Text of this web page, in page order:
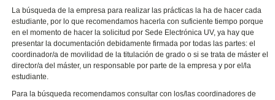
La búsqueda de la empresa para realizar las prácticas la ha de hacer cada
estudiante, por lo que recomendamos hacerla con suficiente tiempo porque
en el momento de hacer la solicitud por Sede Electrónica UV, ya hay que
presentar la documentación debidamente firmada por todas las partes: el
coordinador/a de movilidad de la titulación de grado o si se trata de máster el
director/a del máster, un responsable por parte de la empresa y por el/la
estudiante.
Para la búsqueda recomendamos consultar con los/las coordinadores de